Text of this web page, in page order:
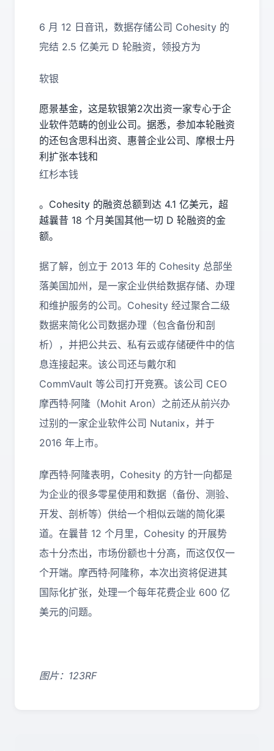
6 月 12 日音讯，数据存储公司 Cohesity 的
完结 2.5 亿美元 D 轮融资，领投方为
软银
愿景基金，这是软银第2次出资一家专心于企
业软件范畴的创业公司。据悉，参加本轮融资
的还包含思科出资、 惠普企业公司、 摩根士丹
利 扩张本钱和
红杉本钱
。Cohesity 的融资总额到达 4.1 亿美元，超
越曩昔 18 个月美国其他一切 D 轮融资的金
额。
据了解，创立于 2013 年的 Cohesity 总部坐
落美国加州，是一家企业供给数据存储、办理
和维护服务的公司。Cohesity 经过聚合二级
数据来简化公司数据办理（包含备份和剖
析），并把公共云、私有云或存储硬件中的信
息连接起来。该公司还与戴尔和
CommVault 等公司打开竞赛。该公司 CEO
摩西特·阿隆（Mohit Aron）之前还从前兴办
过别的一家企业软件公司 Nutanix，并于
2016 年上市。
摩西特·阿隆表明，Cohesity 的方针一向都是
为企业的很多零星使用和数据（备份、测验、
开发、剖析等）供给一个相似云端的简化渠
道。在曩昔 12 个月里，Cohesity 的开展势
态十分杰出，市场份额也十分高，而这仅仅一
个开端。摩西特·阿隆称，本次出资将促进其
国际化扩张，处理一个每年花费企业 600 亿
美元的问题。
图片：123RF